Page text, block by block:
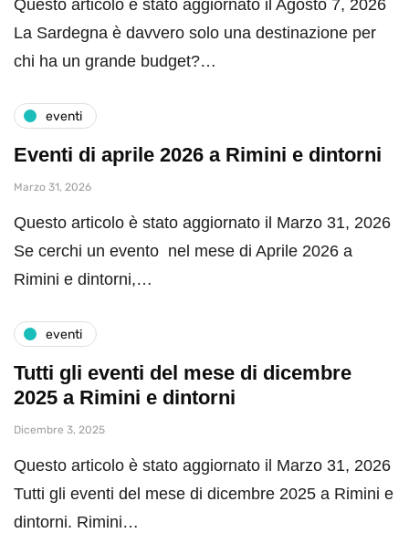
Questo articolo è stato aggiornato il Agosto 7, 2026
La Sardegna è davvero solo una destinazione per
chi ha un grande budget?…
eventi
Eventi di aprile 2026 a Rimini e dintorni
Marzo 31, 2026
Questo articolo è stato aggiornato il Marzo 31, 2026
Se cerchi un evento nel mese di Aprile 2026 a
Rimini e dintorni,…
eventi
Tutti gli eventi del mese di dicembre
2025 a Rimini e dintorni
Dicembre 3, 2025
Questo articolo è stato aggiornato il Marzo 31, 2026
Tutti gli eventi del mese di dicembre 2025 a Rimini e
dintorni. Rimini…